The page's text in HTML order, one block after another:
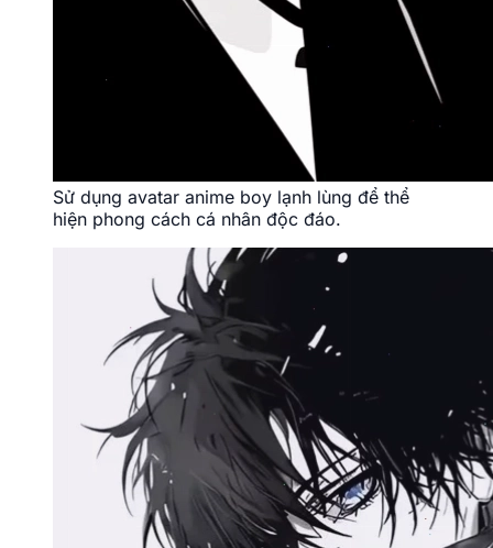
Sử dụng avatar anime boy lạnh lùng để thể
hiện phong cách cá nhân độc đáo.